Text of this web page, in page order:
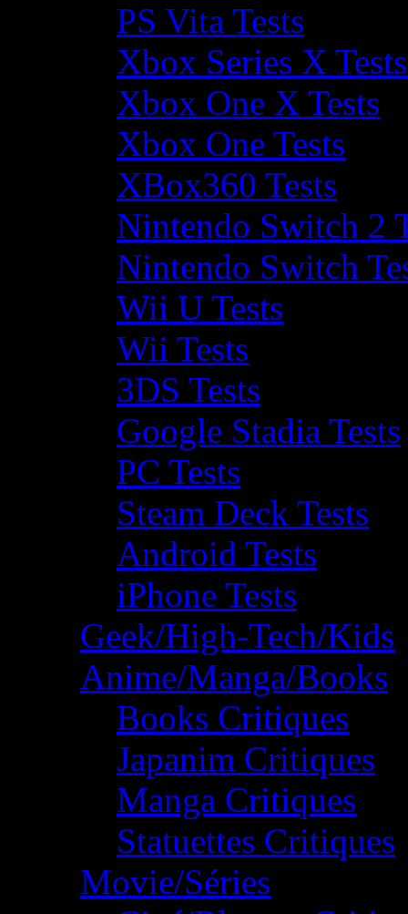
PS Vita Tests
Xbox Series X Tests
Xbox One X Tests
Xbox One Tests
XBox360 Tests
Nintendo Switch 2
Nintendo Switch
Wii U Tests
Wii Tests
3DS Tests
Google Stadia Tests
PC Tests
Steam Deck Tests
Android Tests
iPhone Tests
Geek/High-Tech/Kids
Anime/Manga/Books
Books Critiques
Japanim Critiques
Manga Critiques
Statuettes Critiques
Movie/Séries